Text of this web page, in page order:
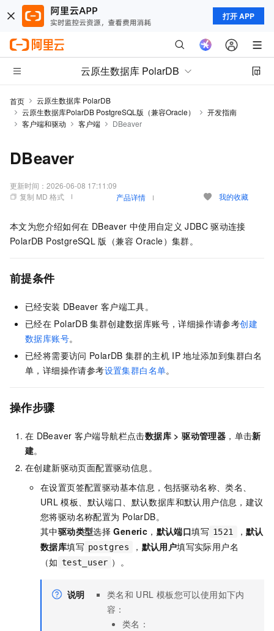
打开 APP
云原生数据库 PolarDB
首页
云原生数据库 PolarDB
云原生数据库PolarDB PostgreSQL版（兼容Oracle）
开发指南
客户端和驱动
客户端 DBeaver
DBeaver
更新时间： 2026-06-08 17:11:09
复制 MD 格式
产品详情 我的收藏
本文为您介绍如何在 DBeaver 中使用自定义 JDBC 驱动连接
PolarDB PostgreSQL 版（兼容 Oracle） 集群。
前提条件
已经安装 DBeaver 客户端工具。
已经在 PolarDB 集群创建数据库账号，详细操作请参考创建
数据库账号。
已经将需要访问 PolarDB 集群的主机 IP 地址添加到集群白名
单，详细操作请参考设置集群白名单。
操作步骤
在 DBeaver 客户端导航栏点击数据库 >驱动管理器 ，单击新
建。
在创建新驱动页面配置驱动信息。
在设置页签配置驱动基本信息，包括驱动名称、类名、
URL 模板、默认端口、默认数据库和默认用户信息，建议
您将驱动名称配置为 PolarDB。
其中驱动类型选择 Generic ， 默认端口填写 1521 ，默认
数据库填写 postgres ， 默认用户填写实际用户名
（如 test_user ）。
说明 类名和 URL 模板您可以使用如下内
容：
类名：